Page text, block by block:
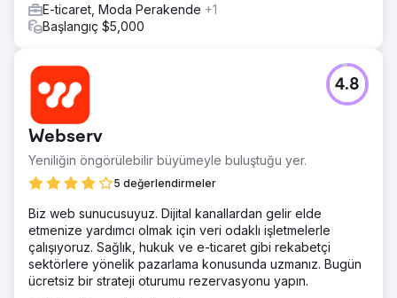
E-ticaret, Moda Perakende +1
Başlangıç $5,000
Webserv
Yeniliğin öngörülebilir büyümeyle buluştuğu yer.
5 değerlendirmeler
4.8
Biz web sunucusuyuz. Dijital kanallardan gelir elde
etmenize yardımcı olmak için veri odaklı işletmelerle
çalışıyoruz. Sağlık, hukuk ve e-ticaret gibi rekabetçi
sektörlere yönelik pazarlama konusunda uzmanız. Bugün
ücretsiz bir strateji oturumu rezervasyonu yapın.